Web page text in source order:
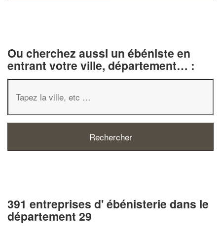
Ou cherchez aussi un ébéniste en
entrant votre ville, département… :
391 entreprises d' ébénisterie dans le
département 29